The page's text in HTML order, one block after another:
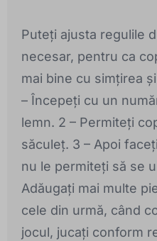
Puteți ajusta regulile
necesar, pentru ca
mai bine cu simțirea
– Începeți cu un
lemn. 2 – Permiteți
săculeț. 3 – Apoi
nu le permiteți să se
Adăugați mai multe
cele din urmă, când
jocul, jucați conform